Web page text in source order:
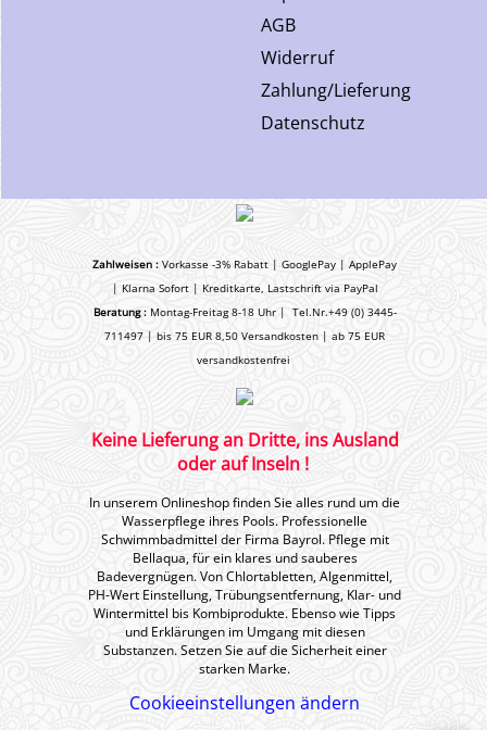
AGB
Widerruf
Zahlung/Lieferung
Datenschutz
Zahlweisen : Vorkasse -3% Rabatt | GooglePay | ApplePay
| Klarna Sofort | Kreditkarte, Lastschrift via PayPal
Beratung :Montag-Freitag 8-18 Uhr | Tel.Nr.+49 (0) 3445-
711497 | bis 75 EUR 8,50 Versandkosten | ab 75 EUR
versandkostenfrei
Keine Lieferung an Dritte, ins Ausland
oder auf Inseln !
In unserem Onlineshop finden Sie alles rund um die
Wasserpflege ihres Pools. Professionelle
Schwimmbadmittel der Firma Bayrol. Pflege mit
Bellaqua, für ein klares und sauberes
Badevergnügen. Von Chlortabletten, Algenmittel,
PH-Wert Einstellung, Trübungsentfernung, Klar- und
Wintermittel bis Kombiprodukte. Ebenso wie Tipps
und Erklärungen im Umgang mit diesen
Substanzen. Setzen Sie auf die Sicherheit einer
starken Marke.
Cookieeinstellungen ändern